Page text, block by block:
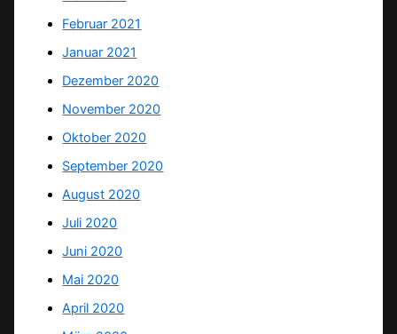
Februar 2021
Januar 2021
Dezember 2020
November 2020
Oktober 2020
September 2020
August 2020
Juli 2020
Juni 2020
Mai 2020
April 2020